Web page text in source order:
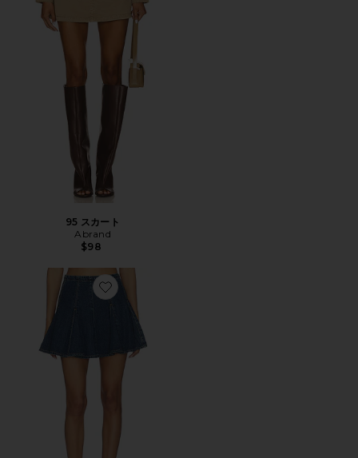
95 スカート
Abrand
$98
Favorite GODET ミニスカート